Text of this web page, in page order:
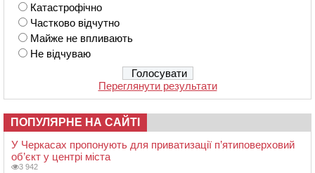
Катастрофічно
Частково відчутно
Майже не впливають
Не відчуваю
Переглянути результати
ПОПУЛЯРНЕ НА САЙТІ
У Черкасах пропонують для приватизації п’ятиповерховий
об’єкт у центрі міста
3 942